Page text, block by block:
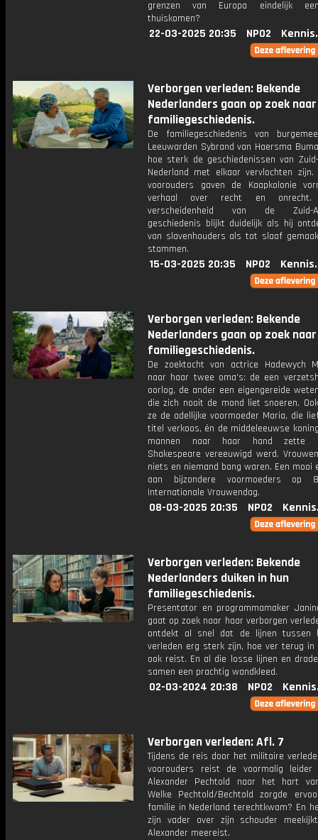
grenzen van Europa eindelijk
thuiskomen?
22-03-2025 20:35 NPO2
Verborgen verleden: Bekende
Nederlanders gaan op zoek
familiegeschiedenis.
De familiegeschiedenis van
Leeuwarden Sybrand van Haersma
hoe sterk de geschiedenissen van
Nederland met elkaar vervlochten zijn.
voorouders gaven de Kaapkolonie
verhaal over recht en
verscheidenheid van de Zuid-
geschiedenis blijkt duidelijk als hij
van slavenhouders als tot slaaf
stammen.
15-03-2025 20:35 NPO2
Verborgen verleden: Bekende
Nederlanders gaan op zoek
familiegeschiedenis.
De zoektocht van actrice Hadewych
naar haar twee oma's: de een
oorlog, de ander een eigengereide
die zich nooit de mond liet snoeren.
ze de adellijke voormoeder Maria, die
titel verkoos, én de middeleeuwse
mannen naar haar hand zette
Shakespeare vereeuwigd werd.
niets en niemand bang waren. Een mooi
aan bijzondere voormoeders op
Internationale Vrouwendag.
08-03-2025 20:35 NPO2
Verborgen verleden: Bekende
Nederlanders duiken in hun
familiegeschiedenis.
Presentator en programmamaker
gaat op zoek naar haar verborgen
ontdekt al snel dat de lijnen tussen
verleden erg sterk zijn, hoe ver terug
ook reist. En al die losse lijnen en
samen een prachtig wandkleed.
02-03-2024 20:38 NPO2
Verborgen verleden: Afl. 7
Tijdens de reis door het militaire
voorouders reist de voormalig leider
Alexander Pechtold naar het hart
Welke Pechtold/Bechtold zorgde
familie in Nederland terechtkwam? En
zijn vader over zijn schouder
Alexander meereist.